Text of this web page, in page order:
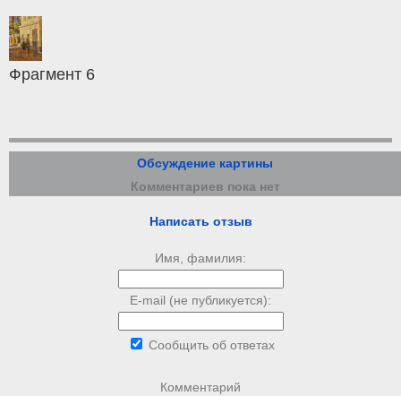
Фрагмент 6
Обсуждение картины
Комментариев пока нет
Написать отзыв
Имя, фамилия:
E-mail (не публикуется):
Сообщить об ответах
Комментарий